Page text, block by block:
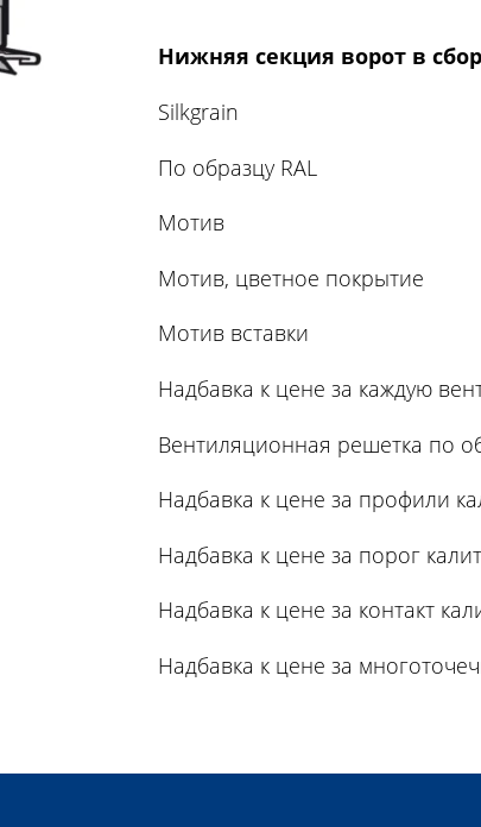
Нижняя секция ворот в
Silkgrain
По образцу RAL
Мотив
Мотив, цветное покрытие
Мотив вставки
Надбавка к цене за каждую
Вентиляционная решетка по
Надбавка к цене за профили
Надбавка к цене за порог
Надбавка к цене за контакт
Надбавка к цене за